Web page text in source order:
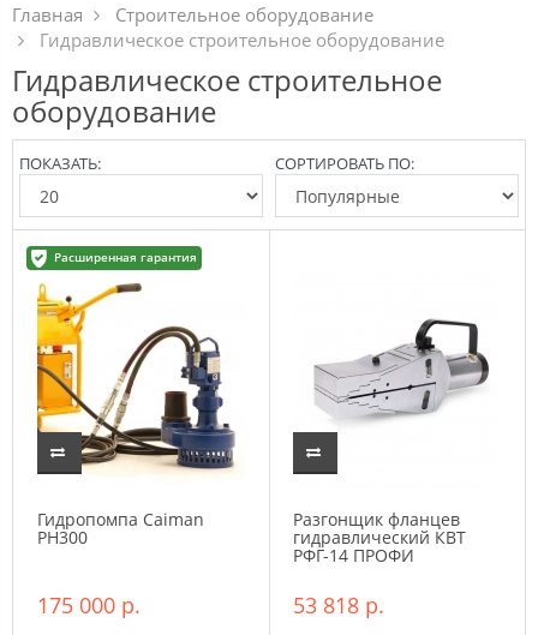
Главная
Строительное оборудование
Гидравлическое строительное оборудование
Гидравлическое строительное
оборудование
СОРТИРОВАТЬ ПО:
ПОКАЗАТЬ:
Расширенная гарантия
Гидропомпа Caiman
PH300
175 000 р.
Разгонщик фланцев
гидравлический КВТ
РФГ-14 ПРОФИ
53 818 р.